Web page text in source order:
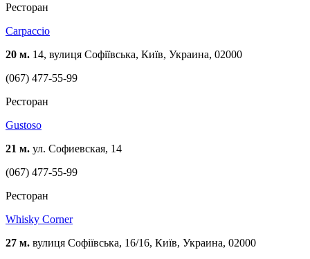
Ресторан
Carpaccio
20 м. 14, вулиця Софіївська, Київ, Украина, 02000
(067) 477-55-99
Ресторан
Gustoso
21 м. ул. Софиевская, 14
(067) 477-55-99
Ресторан
Whisky Corner
27 м. вулиця Софіївська, 16/16, Київ, Украина, 02000